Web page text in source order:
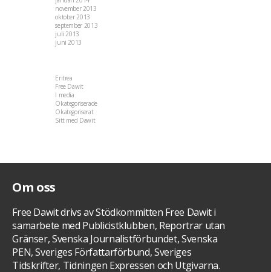
november 2013
oktober 2013
september 2013
juli 2013
juni 2013
Eritrea
Free Dawit(108)
I media
Okategoriserade(5)
Okategoriserat(36)
Sitt med Dawit(28)
Om oss
Free Dawit drivs av Stödkommitten Free Dawit i
samarbete med Publicistklubben, Reportrar utan
Gränser, Svenska Journalistförbundet, Svenska
PEN, Sveriges Författarförbund, Sveriges
Tidskrifter, Tidningen Expressen och Utgivarna.